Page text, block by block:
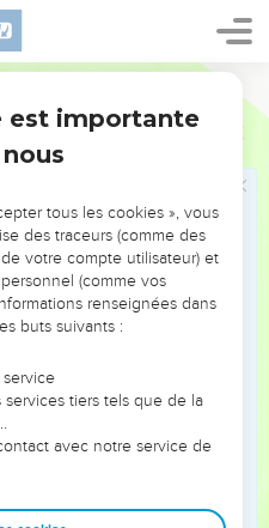
en main.
il s’en retourne nu
de sa peine rien qu’il
Il s’en ira exactement
dans les ténèbres,
et d’irritation.
bien beau pour l’homme de
au milieu de toute la
pendant le nombre des
; car c’est là sa part.
qui Dieu a donné richesse et
de s’en nourrir, d’en prendre
est importante
tous les cookies », vous
des traceurs (comme des
votre compte utilisateur) et
(comme vos
renseignées dans
buts suivants :
tiers tels que de la
avec notre service de